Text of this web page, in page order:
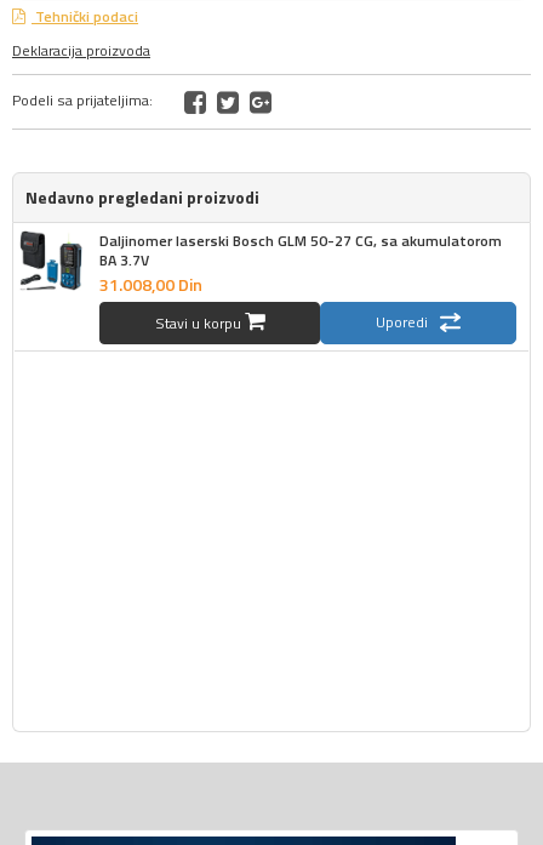
Tehnički podaci
Deklaracija proizvoda
Podeli sa prijateljima:
Nedavno pregledani proizvodi
Daljinomer laserski Bosch GLM 50-27 CG, sa akumulatorom
BA 3.7V
31.008,00Din
Stavi u korpu Uporedi